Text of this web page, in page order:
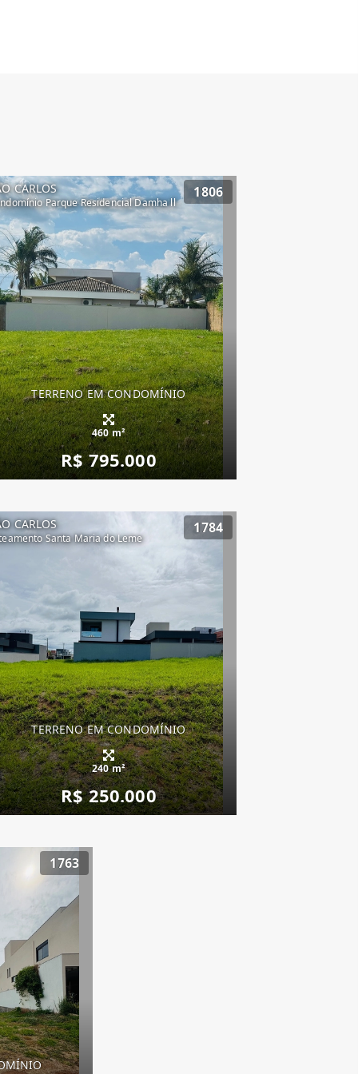
CARLOS
Parque Residencial Damha ll
1806
TERRENO EM CONDOMÍNIO
460 m²
R$ 795.000
CARLOS
Santa Maria do Leme
1784
TERRENO EM CONDOMÍNIO
240 m²
R$ 250.000
1763